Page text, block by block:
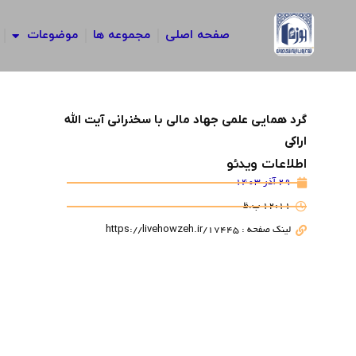
صفحه اصلی مجموعه ها موضوعات
گرد همایی علمی جهاد مالی با سخنرانی آیت الله
اراکی
اطلاعات ویدئو
29 آذر 1403
12:11 ب.ظ
لینک صفحه : https://livehowzeh.ir/17445